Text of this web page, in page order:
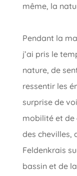
même, la
Pendant la
j’ai pris le
nature, de
ressentir les
surprise de
mobilité et de
des chevilles,
Feldenkrais
bassin et de